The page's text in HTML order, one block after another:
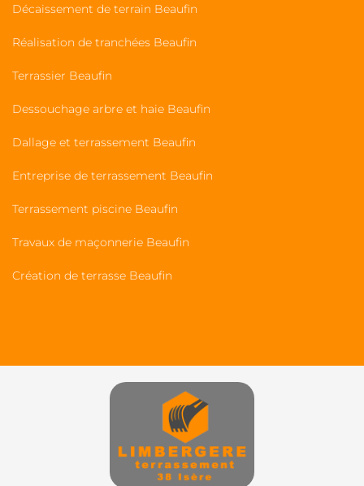
Décaissement de terrain Beaufin
Réalisation de tranchées Beaufin
Terrassier Beaufin
Dessouchage arbre et haie Beaufin
Dallage et terrassement Beaufin
Entreprise de terrassement Beaufin
Terrassement piscine Beaufin
Travaux de maçonnerie Beaufin
Création de terrasse Beaufin